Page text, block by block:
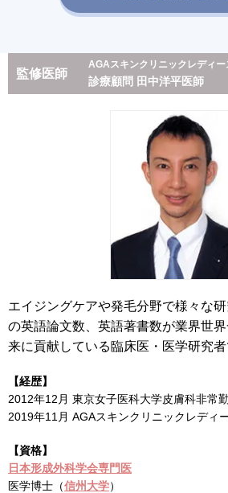
監修医師
AGAスキンクリニックレディー
診療顧問 田中洋平医師
エイジングケアや発毛分野で様々な
の英語論文数、英語著書数が業界世
来に貢献している臨床医・医学研究者
【経歴】
2012年12月 東京女子医科大学皮膚科非常
2019年11月 AGAスキンクリニックレディ
【資格】
日本形成外科学会専門医
医学博士（信州大学）